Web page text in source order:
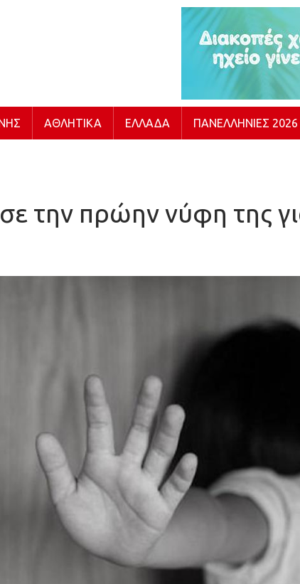
ΑΘΛΗΤΙΚΆ ΕΛΛΆΔΑ ΠΑΝΕΛΛΉΝΙΕΣ 2026
την πρώην νύφη της